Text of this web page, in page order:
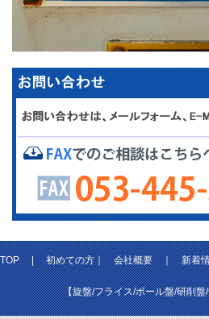
TOP|初めての方｜会社概要｜新着
【旋盤/フライス/ボール盤/研削